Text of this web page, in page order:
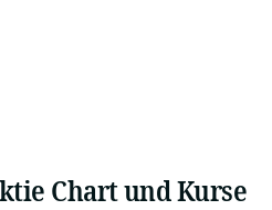
Chart und Kurse